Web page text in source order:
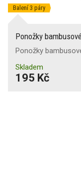
Balení 3 páry
Ponožky
Ponožky
Skladem
195 Kč